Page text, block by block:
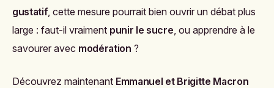
gustatif, cette mesure pourrait bien ouvrir un débat plus
large : faut-il vraiment punir le sucre, ou apprendre à le
savourer avec modération ?
Découvrez maintenant Emmanuel et Brigitte Macron